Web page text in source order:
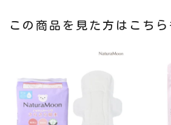
この商品を見た方はこち